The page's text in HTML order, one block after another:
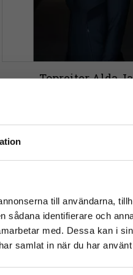
till användarna,
identifierare och
med. Dessa kan i
samlat in när du har
Topreiter Alda